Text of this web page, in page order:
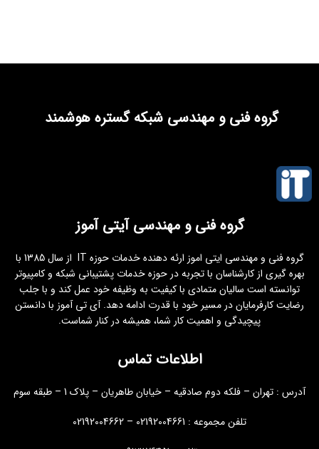
گروه فنی و مهندسی شبکه گستره هوشمند
گروه فنی و مهندسی آیتی آموز
گروه فنی و مهندسی ایتی اموز ارئه دهنده خدمات حوزه IT از سال 1385 با
بهره گیری از کارشناسان با تجربه در حوزه خدمات پشتیبانی شبکه و کامپیوتر
توانسته است سالیان متمادی با کیفیت به وظیفه خود عمل کند و با جلب
رضایت کارفرمایان در مسیر خود با قدرت ادامه دهد. آی تی آموز با دانستن
پیچیدگی و اهمیت کار شما، همیشه در کنار شماست.
اطلاعات تماس
آدرس : تهران – فلکه دوم صادقیه – خیابان طاهریان – پلاک 1 – طبقه سوم
تلفن مجموعه : 02192004661 – 02192004662